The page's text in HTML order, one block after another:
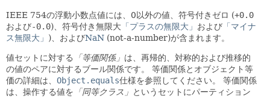
IEEE 754の浮動小数点値には、0以外の値、符号付きゼロ (+0.0
および-0.0)、符号付き無限大 「プラスの無限大」 および 「マイナ
ス無限大」 )、およびNaN (not-a-number)が含まれます。
値セットに対する 「等価関係」 は、再帰的、対称的および推移的
の値のペアに対するブール関係です。
等価関係とオブジェクト等
価の詳細は、 Object.equals仕様を参照してください。
等価関係
は、操作する値を 「同等クラス」 というセットにパーティション